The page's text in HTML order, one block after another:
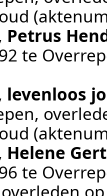
Petrus
te
levenloos
,
Helene
te